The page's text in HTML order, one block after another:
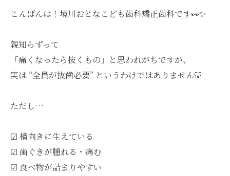
こんばんは！境川おとなこども歯科矯正歯科です👀✨
親知らずって
「痛くなったら抜くもの」と思われがちですが、
実は “全員が抜歯必要” というわけではありません🦷
ただし…
☑︎ 横向きに生えている
☑︎ 歯ぐきが腫れる・痛む
☑︎ 食べ物が詰まりやすい